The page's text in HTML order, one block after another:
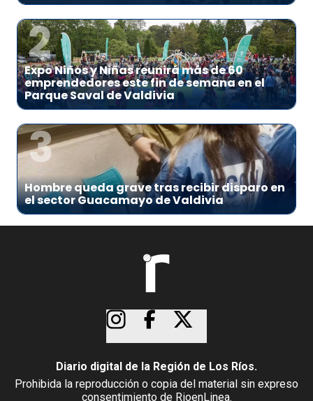
2
Expo Niños y Niñas reunirá más de 60
emprendedores este fin de semana en el
Parque Saval de Valdivia
3
Hombre queda grave tras recibir disparo en
el sector Guacamayo de Valdivia
Diario digital de la Región de Los Ríos.
Prohibida la reproducción o copia del material sin expreso
consentimiento de RioenLinea.